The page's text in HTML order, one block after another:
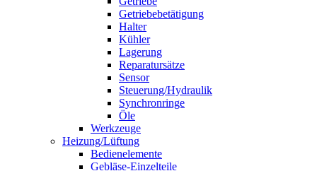
Getriebebetätigung
Halter
Kühler
Lagerung
Reparatursätze
Sensor
Steuerung/Hydraulik
Synchronringe
Öle
Werkzeuge
Heizung/Lüftung
Bedienelemente
Gebläse-Einzelteile